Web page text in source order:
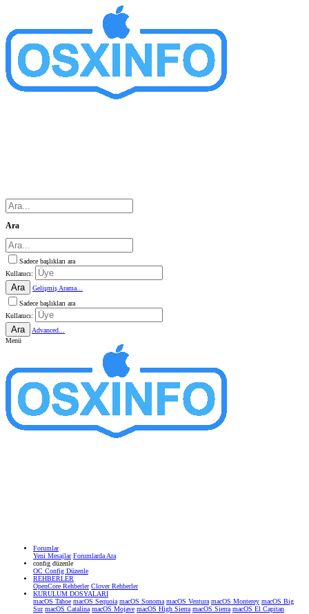
Ara
Sadece başlıkları ara
Kullanıcı:
Ara
Gelişmiş Arama...
Sadece başlıkları ara
Kullanıcı:
Ara
Advanced...
Menü
Forumlar
Yeni Mesajlar Forumlarda Ara
confıg düzenle
OC Config Düzenle
REHBERLER
OpenCore Rehberler Clover Rehberler
KURULUM DOSYALARI
macOS Tahoe macOS Sequoia macOS Sonoma macOS Ventura macOS Monterey macOS Big
Sur macOS Catalina macOS Mojave macOS High Sierra macOS Sierra macOS El Capitan